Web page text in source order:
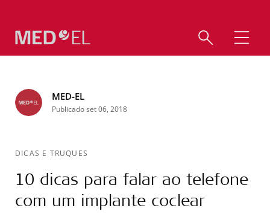
MED-EL
Publicado set 06, 2018
DICAS E TRUQUES
10 dicas para falar ao telefone
com um implante coclear